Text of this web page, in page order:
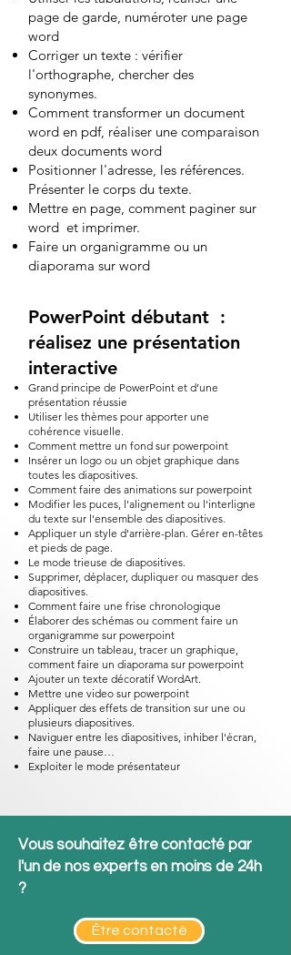
page de garde, numéroter une page
word
Corriger un texte : vérifier
l'orthographe, chercher des
synonymes.
Comment transformer un document
word en pdf, réaliser une comparaison
deux documents word
Positionner l'adresse, les références.
Présenter le corps du texte.
Mettre en page, comment paginer sur
word et imprimer.
Faire un organigramme ou un
diaporama sur word
PowerPoint débutant :
réalisez une présentation
interactive
Grand principe de PowerPoint et d’une
présentation réussie
Utiliser les thèmes pour apporter une
cohérence visuelle.
Comment mettre un fond sur powerpoint​
Insérer un logo ou un objet graphique dans
toutes les diapositives.
Comment faire des animations sur powerpoint​
Modifier les puces, l'alignement ou l'interligne
du texte sur l'ensemble des diapositives.
Appliquer un style d'arrière-plan. Gérer en-têtes
et pieds de page.
Le mode trieuse de diapositives.
Supprimer, déplacer, dupliquer ou masquer des
diapositives.
Comment faire une frise chronologique
Élaborer des schémas ou comment faire un
organigramme sur powerpoint​
Construire un tableau, tracer un graphique,
comment faire un diaporama sur powerpoint​
Ajouter un texte décoratif WordArt.
Mettre une video sur powerpoint​
Appliquer des effets de transition sur une ou
plusieurs diapositives.
Naviguer entre les diapositives, inhiber l'écran,
faire une pause…
Exploiter le mode présentateur
Vous souhaitez être contacté par
l'un de nos experts en moins de 24h
?
Être contacté